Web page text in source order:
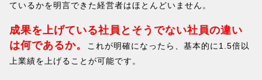
ているかを明言できた経営者はほとんどいません。
成果を上げている社員とそうでない社員の違い
は何であるか。
これが明確になったら、基本的に1.5倍以
上業績を上げることが可能です。